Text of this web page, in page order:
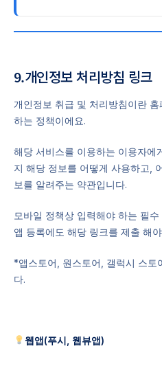
9.개인정보 처리방침 링크
개인정보 취급 및 처리방침이란
하는 정책이에요.
해당 서비스를 이용하는 이용자에
지 해당 정보를 어떻게 사용하고,
보를 알려주는 약관입니다.
모바일 정책상 입력해야 하는 필
앱 등록에도 해당 링크를 제출 해
*앱스토어, 원스토어, 갤럭시 스토
다.
웹앱(푸시, 웹뷰앱)​